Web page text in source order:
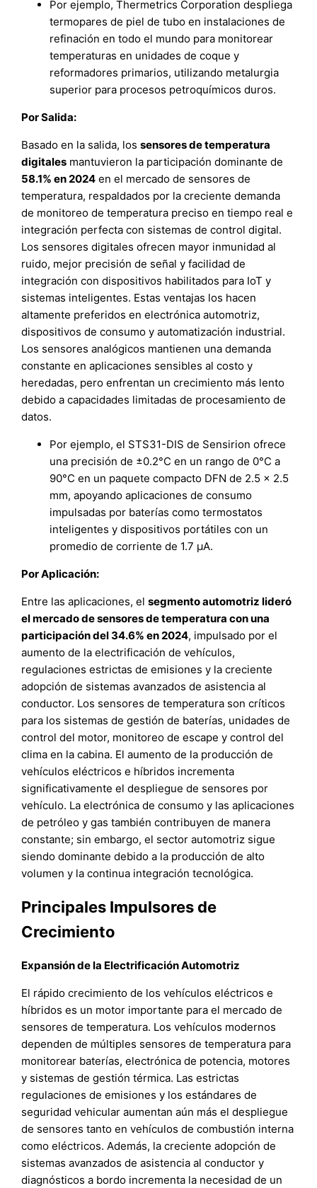
Por ejemplo, Thermetrics Corporation despliega
termopares de piel de tubo en instalaciones de
refinación en todo el mundo para monitorear
temperaturas en unidades de coque y
reformadores primarios, utilizando metalurgia
superior para procesos petroquímicos duros.
Por Salida:
Basado en la salida, lossensores de temperatura
digitales mantuvieron la participación dominante de
58.1% en 2024 en el mercado de sensores de
temperatura, respaldados por la creciente demanda
de monitoreo de temperatura preciso en tiempo real e
integración perfecta con sistemas de control digital.
Los sensores digitales ofrecen mayor inmunidad al
ruido, mejor precisión de señal y facilidad de
integración con dispositivos habilitados para IoT y
sistemas inteligentes. Estas ventajas los hacen
altamente preferidos en electrónica automotriz,
dispositivos de consumo y automatización industrial.
Los sensores analógicos mantienen una demanda
constante en aplicaciones sensibles al costo y
heredadas, pero enfrentan un crecimiento más lento
debido a capacidades limitadas de procesamiento de
datos.
Por ejemplo, el STS31-DIS de Sensirion ofrece
una precisión de ±0.2°C en un rango de 0°C a
90°C en un paquete compacto DFN de 2.5 x 2.5
mm, apoyando aplicaciones de consumo
impulsadas por baterías como termostatos
inteligentes y dispositivos portátiles con un
promedio de corriente de 1.7 µA.
Por Aplicación:
Entre las aplicaciones, elsegmento automotriz lideró
el mercado de sensores de temperatura con una
participación del 34.6% en 2024, impulsado por el
aumento de la electrificación de vehículos,
regulaciones estrictas de emisiones y la creciente
adopción de sistemas avanzados de asistencia al
conductor. Los sensores de temperatura son críticos
para los sistemas de gestión de baterías, unidades de
control del motor, monitoreo de escape y control del
clima en la cabina. El aumento de la producción de
vehículos eléctricos e híbridos incrementa
significativamente el despliegue de sensores por
vehículo. La electrónica de consumo y las aplicaciones
de petróleo y gas también contribuyen de manera
constante; sin embargo, el sector automotriz sigue
siendo dominante debido a la producción de alto
volumen y la continua integración tecnológica.
Principales Impulsores de
Crecimiento
Expansión de la Electrificación Automotriz
El rápido crecimiento de los vehículos eléctricos e
híbridos es un motor importante para el mercado de
sensores de temperatura. Los vehículos modernos
dependen de múltiples sensores de temperatura para
monitorear baterías, electrónica de potencia, motores
y sistemas de gestión térmica. Las estrictas
regulaciones de emisiones y los estándares de
seguridad vehicular aumentan aún más el despliegue
de sensores tanto en vehículos de combustión interna
como eléctricos. Además, la creciente adopción de
sistemas avanzados de asistencia al conductor y
diagnósticos a bordo incrementa la necesidad de un